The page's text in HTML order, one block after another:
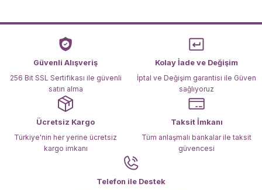
Ürün açıklamasında eksik bilgiler bulunuyor.
Ürün bilgilerinde hatalar bulunuyor.
Ürün fiyatı diğer sitelerden daha pahalı.
Bu ürüne benzer farklı alternatifler olmalı.
Güvenli Alışveriş
256 Bit SSL Sertifikası ile güvenli
satın alma
Kolay İade ve Değişim
İptal ve Değişim garantisi ile Güven
sağlıyoruz
Ücretsiz Kargo
Türkiye'nin her yerine ücretsiz
kargo imkanı
Taksit İmkanı
Tüm anlaşmalı bankalar ile taksit
güvencesi
Telefon ile Destek